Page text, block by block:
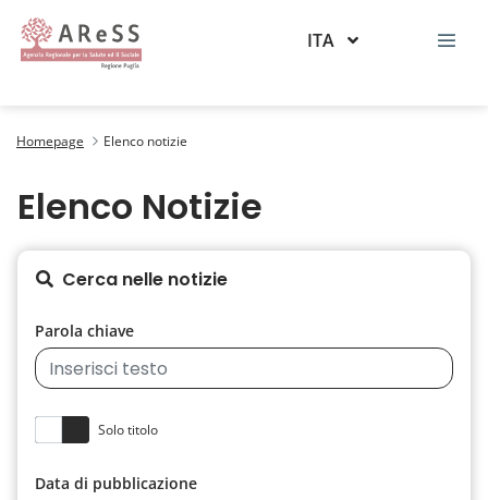
ITA
Homepage Elenco notizie
Elenco Notizie
Cerca nelle notizie
Parola chiave
Data di pubblicazione